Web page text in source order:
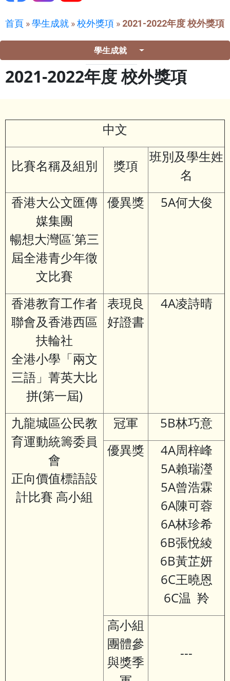
首頁 »學生成就 »校外獎項 » 2021-2022年度 校外獎項
學生成就
2021-2022年度 校外獎項
中文
比賽名稱及組別 獎項
班別及學生姓
名
香港大公文匯傳
媒集團
暢想大灣區˙第三
屆全港青少年徵
文比賽
優異獎 5A何大俊
香港教育工作者
聯會及香港西區
扶輪社
全港小學「兩文
三語」菁英大比
拼(第一屆)
表現良
好證書
4A凌詩晴
九龍城區公民教
育運動統籌委員
會
正向價值標語設
計比賽 高小組
冠軍
5B林巧意
優異獎
4A周梓峰
5A賴瑞瀅
5A曾浩霖
6A陳可蓉
6A林珍希
6B張悅綾
6B黃芷妍
6C王曉恩
6C温 羚
高小組
團體參
與獎季
---